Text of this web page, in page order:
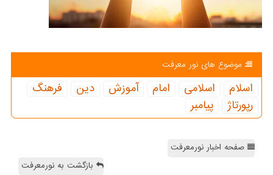
موضوع های نور معرفت
اسلام اسلامی امام آموزش دین
فرهنگ
رپورتاژ
پیامبر
صفحه اخبار نورمعرفت
بازگشت به نورمعرفت